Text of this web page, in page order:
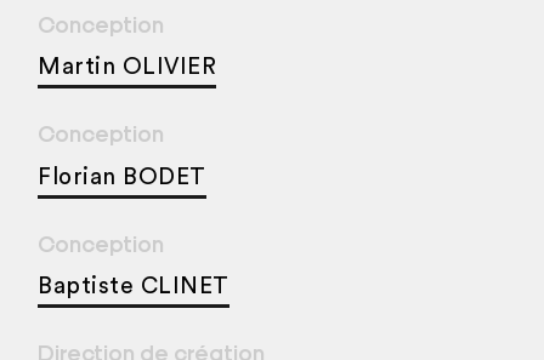
Conception
Martin OLIVIER
Conception
Florian BODET
Conception
Baptiste CLINET
Direction de création